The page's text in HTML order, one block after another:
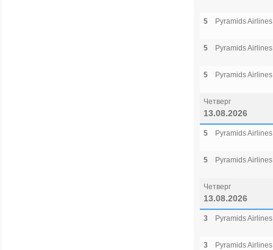
5 Pyramids Airlines
5 Pyramids Airlines
5 Pyramids Airlines
Четверг
13.08.2026
5 Pyramids Airlines
5 Pyramids Airlines
Четверг
13.08.2026
3 Pyramids Airlines
3 Pyramids Airlines